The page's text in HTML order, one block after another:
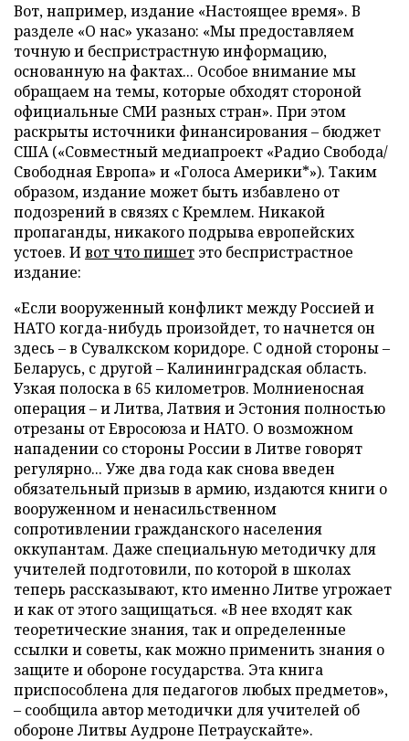
Вот, например, издание «Настоящее время». В
разделе «О нас» указано: «Мы предоставляем
точную и беспристрастную информацию,
основанную на фактах... Особое внимание мы
обращаем на темы, которые обходят стороной
официальные СМИ разных стран». При этом
раскрыты источники финансирования – бюджет
США («Совместный медиапроект «Радио Свобода/
Свободная Европа» и «Голоса Америки*»). Таким
образом, издание может быть избавлено от
подозрений в связях с Кремлем. Никакой
пропаганды, никакого подрыва европейских
устоев. Ивот что пишет это беспристрастное
издание:
«Если вооруженный конфликт между Россией и
НАТО когда-нибудь произойдет, то начнется он
здесь – в Сувалкском коридоре. С одной стороны –
Беларусь, с другой – Калининградская область.
Узкая полоска в 65 километров. Молниеносная
операция – и Литва, Латвия и Эстония полностью
отрезаны от Евросоюза и НАТО. О возможном
нападении со стороны России в Литве говорят
регулярно... Уже два года как снова введен
обязательный призыв в армию, издаются книги о
вооруженном и ненасильственном
сопротивлении гражданского населения
оккупантам. Даже специальную методичку для
учителей подготовили, по которой в школах
теперь рассказывают, кто именно Литве угрожает
и как от этого защищаться. «В нее входят как
теоретические знания, так и определенные
ссылки и советы, как можно применить знания о
защите и обороне государства. Эта книга
приспособлена для педагогов любых предметов»,
– сообщила автор методички для учителей об
обороне Литвы Аудроне Петраускайте».